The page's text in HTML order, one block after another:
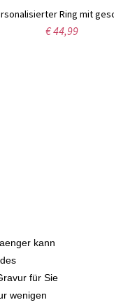
€ 44,99
kann
für Sie
wenigen